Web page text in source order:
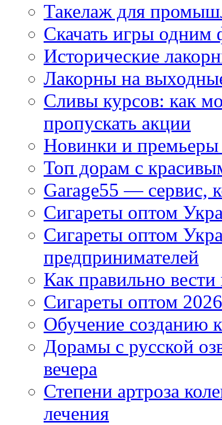
Такелаж для
Скачать игры одним
Исторические
Лакорны на
Сливы курсов: как
пропускать акции
Новинки и
Топ дорам с
Garage55 — сервис,
Сигареты оптом
Сигареты оптом
предпринимателей
Как правильно
Сигареты оптом
Обучение созданию
Дорамы с русской
вечера
Степени артроза
лечения